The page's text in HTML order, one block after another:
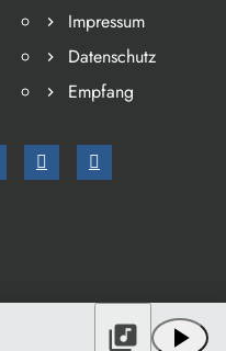
Impressum
Datenschutz
Empfang
play_arrow
library_music